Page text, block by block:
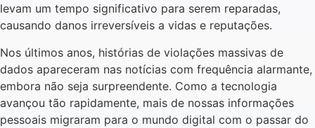
levam um tempo significativo para serem reparadas,
causando danos irreversíveis a vidas e reputações.
Nos últimos anos, histórias de violações massivas de
dados apareceram nas notícias com frequência alarmante,
embora não seja surpreendente. Como a tecnologia
avançou tão rapidamente, mais de nossas informações
pessoais migraram para o mundo digital com o passar do